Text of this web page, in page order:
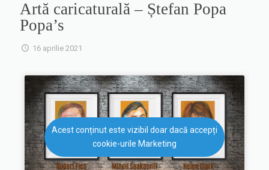
Artă caricaturală – Ștefan Popa
Popa’s
16 aprilie 2021
Acest conținut este vizibil doar dacă accepți
cookie-urile Marketing